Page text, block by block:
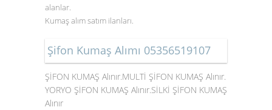
alanlar.
Kumaş alım satım ilanları.
Şifon Kumaş Alımı 05356519107
ŞİFON KUMAŞ Alınır.MULTİ ŞİFON KUMAŞ Alınır.
YORYO ŞİFON KUMAŞ Alınır.SİLKİ ŞİFON KUMAŞ
Alınır